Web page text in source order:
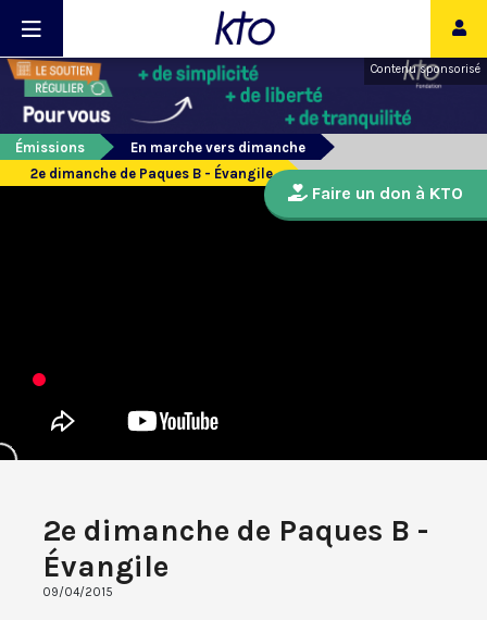
Contenu sponsorisé
Émissions
En marche vers dimanche
2e dimanche de Paques B - Évangile
2e dimanche de Paques B -
Évangile
09/04/2015
Faire un don à KTO